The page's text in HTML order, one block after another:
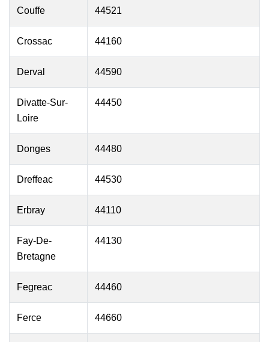
Couffe 44521
Crossac 44160
Derval 44590
Divatte-Sur-
Loire
44450
Donges 44480
Dreffeac 44530
Erbray 44110
Fay-De-
Bretagne
44130
Fegreac 44460
Ferce 44660